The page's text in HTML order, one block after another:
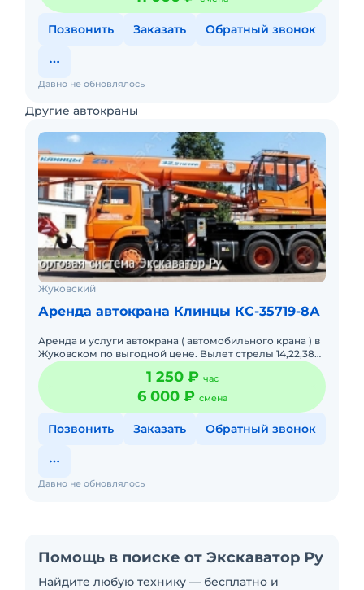
Позвонить Заказать Обратный звонок
Давно не обновлялось
Другие автокраны
Жуковский
Аренда автокрана Клинцы КС-35719-8А
Аренда и услуги автокрана ( автомобильного крана ) в
Жуковском по выгодной цене. Вылет стрелы 14,22,38
метра. 14 l 25 l 32 тонн
1 250 ₽ час
6 000 ₽ смена
Позвонить Заказать Обратный звонок
Давно не обновлялось
Помощь в поиске от Экскаватор Ру
Найдите любую технику — бесплатно и